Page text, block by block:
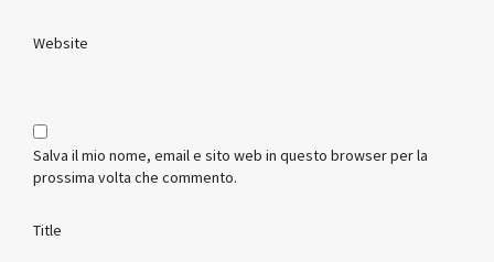
Website
Salva il mio nome, email e sito web in questo browser per la
prossima volta che commento.
Title